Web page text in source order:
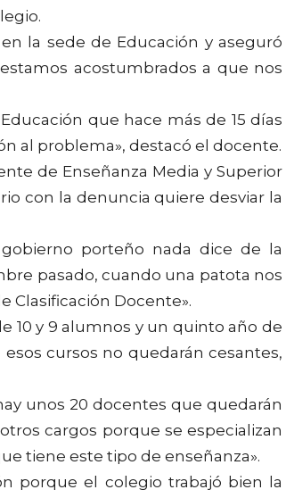
la sede de Educación y aseguró
acostumbrados a que nos
que hace más de 15 días
al problema», destacó el docente.
de Enseñanza Media y Superior
con la denuncia quiere desviar la
porteño nada dice de la
pasado, cuando una patota nos
Clasificación Docente».
10 y 9 alumnos y un quinto año de
cursos no quedarán cesantes,
unos 20 docentes que quedarán
cargos porque se especializan
tiene este tipo de enseñanza».
porque el colegio trabajó bien la